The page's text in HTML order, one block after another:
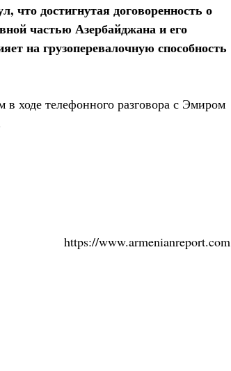
что достигнутая договоренность о
частью Азербайджана и его
на грузоперевалочную способность
ходе телефонного разговора с Эмиром
https://www.armenianreport.com